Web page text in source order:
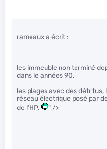
rameaux a écrit :
les immeuble non terminé
dans le années 90.
les plages avec des détritus,
réseau électrique posé par
de l’HP.
" />